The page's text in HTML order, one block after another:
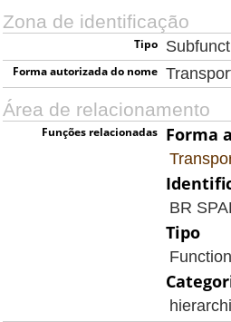
Zona de identificação
Tipo
Forma autorizada do nome
Área de relacionamento
Funções relacionadas Forma
BR
Tipo